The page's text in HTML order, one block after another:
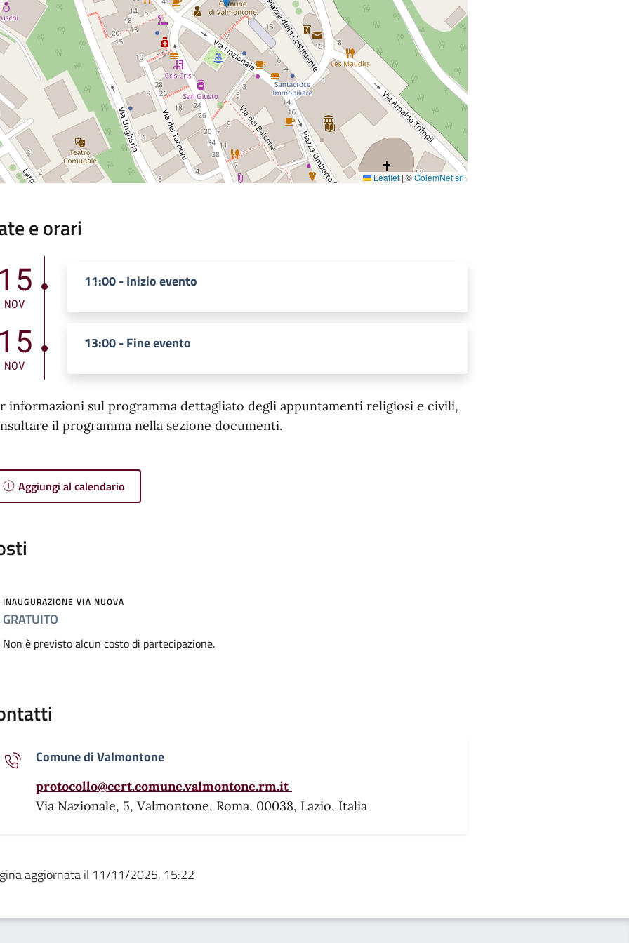
Leaflet| ©GolemNet srl
e orari
NOV
11:00 - Inizio evento
NOV
13:00 - Fine evento
informazioni sul programma dettagliato degli appuntamenti religiosi e civili,
il programma nella sezione documenti.
Aggiungi al calendario
INAUGURAZIONE VIA NUOVA
GRATUITO
Non è previsto alcun costo di partecipazione.
Comune di Valmontone
protocollo@cert.comune.valmontone.rm.it
Via Nazionale, 5, Valmontone, Roma, 00038, Lazio, Italia
aggiornata il 11/11/2025, 15:22